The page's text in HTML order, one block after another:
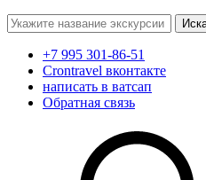
Поиск:
+7 995 301-86-51
Crontravel вконтакте
написать в ватсап
Обратная связь